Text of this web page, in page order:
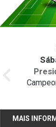
MAIS